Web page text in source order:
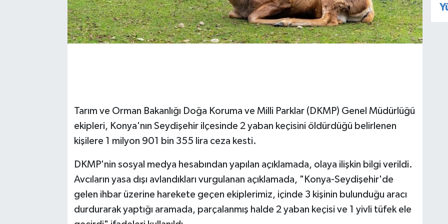
Tarım ve Orman Bakanlığı Doğa Koruma ve Milli Parklar (DKMP) Genel Müdürlüğü
ekipleri, Konya'nın Seydişehir ilçesinde 2 yaban keçisini öldürdüğü belirlenen
kişilere 1 milyon 901 bin 355 lira ceza kesti.
DKMP'nin sosyal medya hesabından yapılan açıklamada, olaya ilişkin bilgi verildi.
Avcıların yasa dışı avlandıkları vurgulanan açıklamada, "Konya-Seydişehir'de
gelen ihbar üzerine harekete geçen ekiplerimiz, içinde 3 kişinin bulunduğu aracı
durdurarak yaptığı aramada, parçalanmış halde 2 yaban keçisi ve 1 yivli tüfek ele